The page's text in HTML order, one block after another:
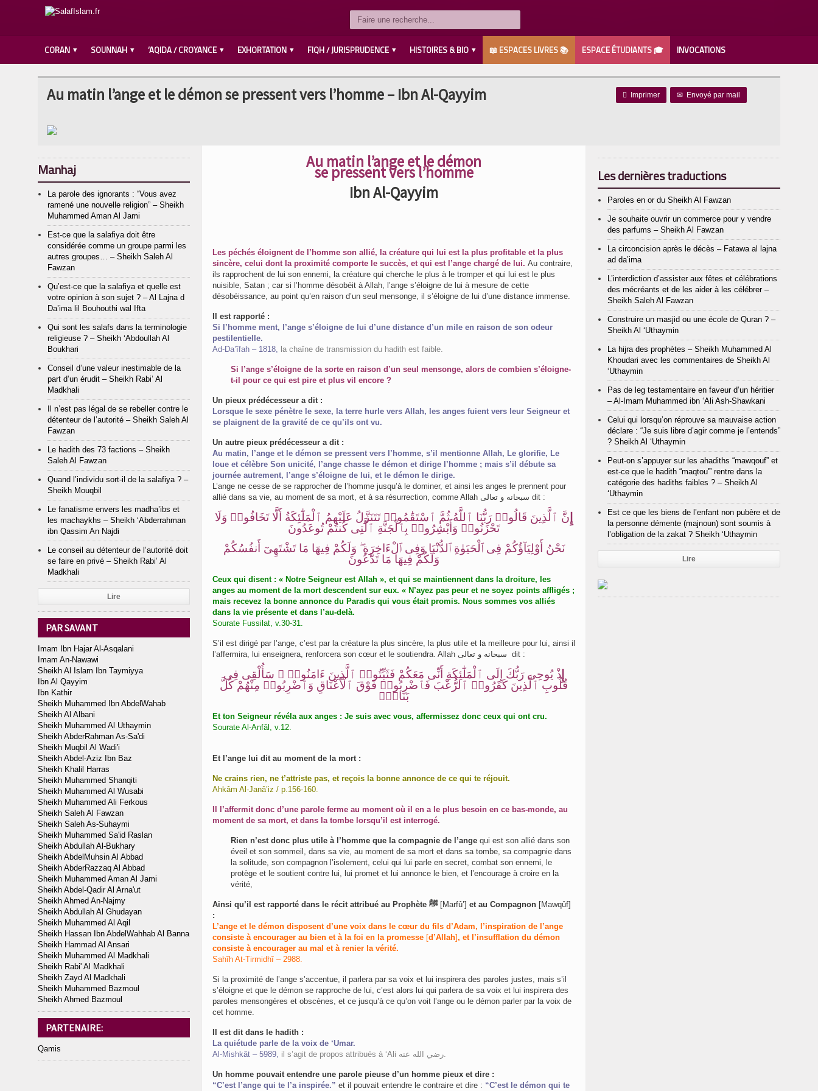
CORAN SOUNNAH ‘AQIDA / CROYANCE EXHORTATION FIQH / JURISPRUDENCE HISTOIRES & BIO 📖 ESPACES LIVRES 📚 ESPACE ÉTUDIANTS 🎓 INVOCATIONS
 Imprimer ✉ Envoyé par mail
Au matin l’ange et le démon se pressent vers l’homme – Ibn Al-Qayyim
Au matin l’ange et le démon
se pressent vers l’homme
Ibn Al-Qayyim
Les péchés éloignent de l’homme son allié, la créature qui lui est la plus profitable et la plus
sincère, celui dont la proximité comporte le succès, et qui est l’ange chargé de lui. Au contraire,
ils rapprochent de lui son ennemi, la créature qui cherche le plus à le tromper et qui lui est le plus
nuisible, Satan ; car si l’homme désobéit à Allah, l’ange s’éloigne de lui à mesure de cette
désobéissance, au point qu’en raison d’un seul mensonge, il s’éloigne de lui d’une distance immense.
Il est rapporté :
Si l’homme ment, l’ange s’éloigne de lui d’une distance d’un mile en raison de son odeur
pestilentielle.
Ad-Da’îfah – 1818, la chaîne de transmission du hadith est faible.
Si l’ange s’éloigne de la sorte en raison d’un seul mensonge, alors de combien s’éloigne-
t-il pour ce qui est pire et plus vil encore ?
Un pieux prédécesseur a dit :
Lorsque le sexe pénètre le sexe, la terre hurle vers Allah, les anges fuient vers leur Seigneur et
se plaignent de la gravité de ce qu’ils ont vu.
Un autre pieux prédécesseur a dit :
Au matin, l’ange et le démon se pressent vers l’homme, s’il mentionne Allah, Le glorifie, Le
loue et célèbre Son unicité, l’ange chasse le démon et dirige l’homme ; mais s’il débute sa
journée autrement, l’ange s’éloigne de lui, et le démon le dirige.
L’ange ne cesse de se rapprocher de l’homme jusqu’à le dominer, et ainsi les anges le prennent pour
allié dans sa vie, au moment de sa mort, et à sa résurrection, comme Allah سبحانه و تعالى dit :
نَّ ٱلَّذِينَ قَالُوا۟ رَبُّنَا ٱللَّهُ ثُمَّ ٱسْتَقَٰمُوا۟ تَتَنَزَّلُ عَلَيْهِمُ ٱلْمَلَٰٓئِكَةُ أَلَّا تَخَافُوا۟ وَلَا
تَحْزَنُوا۟ وَأَبْشِرُوا۟ بِٱلْجَنَّةِ ٱلَّتِى كُنتُمْ تُوعَدُونَ
نَحْنُ أَوْلِيَآؤُكُمْ فِى ٱلْحَيَوٰةِ ٱلدُّنْيَا وَفِى ٱلْءَاخِرَةِ ۖ وَلَكُمْ فِيهَا مَا تَشْتَهِىٓ أَنفُسُكُمْ
وَلَكُمْ فِيهَا مَا تَدَّعُونَ
Ceux qui disent : « Notre Seigneur est Allah », et qui se maintiennent dans la droiture, les
anges au moment de la mort descendent sur eux. « N’ayez pas peur et ne soyez points affligés ;
mais recevez la bonne annonce du Paradis qui vous était promis. Nous sommes vos alliés
dans la vie présente et dans l’au-delà.
Sourate Fussilat, v.30-31.
S’il est dirigé par l’ange, c’est par la créature la plus sincère, la plus utile et la meilleure pour lui, ainsi il
l’affermira, lui enseignera, renforcera son cœur et le soutiendra. Allah سبحانه و تعالى dit :
إِذْ يُوحِى رَبُّكَ إِلَى ٱلْمَلَٰٓئِكَةِ أَنِّى مَعَكُمْ فَثَبِّتُوا۟ ٱلَّذِينَ ءَامَنُوا۟ ۚ سَأُلْقِى فِى
قُلُوبِ ٱلَّذِينَ كَفَرُوا۟ ٱلرُّعْبَ فَٱضْرِبُوا۟ فَوْقَ ٱلْأَعْنَاقِ وَٱضْرِبُوا۟ مِنْهُمْ كُلَّ
بَنَانٍۢ
Et ton Seigneur révéla aux anges : Je suis avec vous, affermissez donc ceux qui ont cru.
Sourate Al-Anfâl, v.12.
Et l’ange lui dit au moment de la mort :
Ne crains rien, ne t’attriste pas, et reçois la bonne annonce de ce qui te réjouit.
Ahkâm Al-Janâ’iz / p.156-160.
Il l’affermit donc d’une parole ferme au moment où il en a le plus besoin en ce bas-monde, au
moment de sa mort, et dans la tombe lorsqu’il est interrogé.
Rien n’est donc plus utile à l’homme que la compagnie de l’ange qui est son allié dans son
éveil et son sommeil, dans sa vie, au moment de sa mort et dans sa tombe, sa compagnie dans
la solitude, son compagnon l’isolement, celui qui lui parle en secret, combat son ennemi, le
protège et le soutient contre lui, lui promet et lui annonce le bien, et l’encourage à croire en la
vérité,
Ainsi qu’il est rapporté dans le récit attribué au Prophète ﷺ [Marfû’] et au Compagnon [Mawqûf]
:
L’ange et le démon disposent d’une voix dans le cœur du fils d’Adam, l’inspiration de l’ange
consiste à encourager au bien et à la foi en la promesse [d’Allah], et l’insufflation du démon
consiste à encourager au mal et à renier la vérité.
Sahîh At-Tirmidhî – 2988.
Si la proximité de l’ange s’accentue, il parlera par sa voix et lui inspirera des paroles justes, mais s’il
s’éloigne et que le démon se rapproche de lui, c’est alors lui qui parlera de sa voix et lui inspirera des
paroles mensongères et obscènes, et ce jusqu’à ce qu’on voit l’ange ou le démon parler par la voix de
cet homme.
Il est dit dans le hadith :
La quiétude parle de la voix de ‘Umar.
Al-Mishkât – 5989,
il s’agit de propos attribués à ‘Ali ﺭﺿﻲ ﺍﻟﻠﻪ ﻋﻨﻪ.
Un homme pouvait entendre une parole pieuse d’un homme pieux et dire :
“C’est l’ange qui te l’a inspirée.” et il pouvait entendre le contraire et dire : “C’est le démon qui te
Manhaj
La parole des ignorants : “Vous avez
ramené une nouvelle religion” – Sheikh
Muhammed Aman Al Jami
Est-ce que la salafiya doit être
considérée comme un groupe parmi les
autres groupes… – Sheikh Saleh Al
Fawzan
Qu’est-ce que la salafiya et quelle est
votre opinion à son sujet ? – Al Lajna d
Da’ima lil Bouhouthi wal Ifta
Qui sont les salafs dans la terminologie
religieuse ? – Sheikh ‘Abdoullah Al
Boukhari
Conseil d’une valeur inestimable de la
part d’un érudit – Sheikh Rabi’ Al
Madkhali
Il n’est pas légal de se rebeller contre le
détenteur de l’autorité – Sheikh Saleh Al
Fawzan
Le hadith des 73 factions – Sheikh
Saleh Al Fawzan
Quand l’individu sort-il de la salafiya ? –
Sheikh Mouqbil
Le fanatisme envers les madha’ibs et
les machaykhs – Sheikh ‘Abderrahman
ibn Qassim An Najdi
Le conseil au détenteur de l’autorité doit
se faire en privé – Sheikh Rabi’ Al
Madkhali
Lire
PAR SAVANT
Imam Ibn Hajar Al-Asqalani
Imam An-Nawawi
Sheikh Al Islam Ibn Taymiyya
Ibn Al Qayyim
Ibn Kathir
Sheikh Muhammed Ibn AbdelWahab
Sheikh Al Albani
Sheikh Muhammed Al Uthaymin
Sheikh AbderRahman As-Sa'di
Sheikh Muqbil Al Wadi'i
Sheikh Abdel-Aziz Ibn Baz
Sheikh Khalil Harras
Sheikh Muhammed Shanqiti
Sheikh Muhammed Al Wusabi
Sheikh Muhammed Ali Ferkous
Sheikh Saleh Al Fawzan
Sheikh Saleh As-Suhaymi
Sheikh Muhammed Sa'id Raslan
Sheikh Abdullah Al-Bukhary
Sheikh AbdelMuhsin Al Abbad
Sheikh AbderRazzaq Al Abbad
Sheikh Muhammed Aman Al Jami
Sheikh Abdel-Qadir Al Arna'ut
Sheikh Ahmed An-Najmy
Sheikh Abdullah Al Ghudayan
Sheikh Muhammed Al Aqil
Sheikh Hassan Ibn AbdelWahhab Al Banna
Sheikh Hammad Al Ansari
Sheikh Muhammed Al Madkhali
Sheikh Rabi' Al Madkhali
Sheikh Zayd Al Madkhali
Sheikh Muhammed Bazmoul
Sheikh Ahmed Bazmoul
PARTENAIRE:
Qamis
Les dernières traductions
Paroles en or du Sheikh Al Fawzan
Je souhaite ouvrir un commerce pour y vendre
des parfums – Sheikh Al Fawzan
La circoncision après le décès – Fatawa al lajna
ad da’ima
L’interdiction d’assister aux fêtes et célébrations
des mécréants et de les aider à les célébrer –
Sheikh Saleh Al Fawzan
Construire un masjid ou une école de Quran ? –
Sheikh Al ‘Uthaymin
La hijra des prophètes – Sheikh Muhammed Al
Khoudari avec les commentaires de Sheikh Al
‘Uthaymin
Pas de leg testamentaire en faveur d’un héritier
– Al-Imam Muhammed ibn ‘Ali Ash-Shawkani
Celui qui lorsqu’on réprouve sa mauvaise action
déclare : “Je suis libre d’agir comme je l’entends”
? Sheikh Al ‘Uthaymin
Peut-on s’appuyer sur les ahadiths “mawqouf” et
est-ce que le hadith “maqtou'” rentre dans la
catégorie des hadiths faibles ? – Sheikh Al
‘Uthaymin
Est ce que les biens de l’enfant non pubère et de
la personne démente (majnoun) sont soumis à
l’obligation de la zakat ? Sheikh ‘Uthaymin
Lire